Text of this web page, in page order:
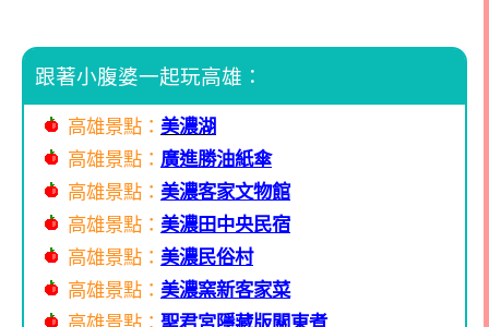
跟著小腹婆一起玩高雄：
高雄景點： 美濃湖
高雄景點： 廣進勝油紙傘
高雄景點： 美濃客家文物館
高雄景點： 美濃田中央民宿
高雄景點： 美濃民俗村
高雄景點： 美濃窯新客家菜